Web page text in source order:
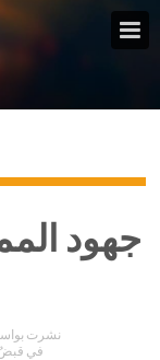
جهود
نشرت
في قبضٌ